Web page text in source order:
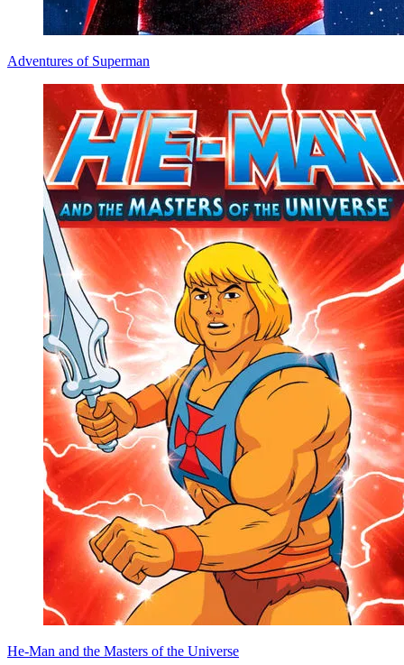
Adventures of Superman
He-Man and the Masters of the Universe